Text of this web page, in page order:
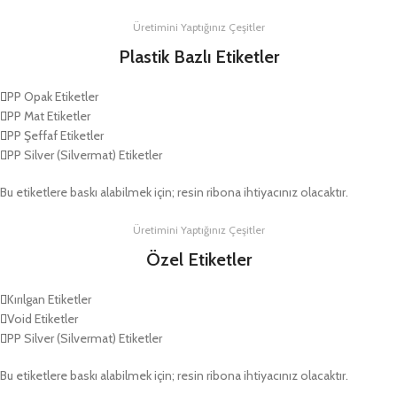
Üretimini Yaptığınız Çeşitler
Plastik Bazlı Etiketler
PP Opak Etiketler
PP Mat Etiketler
PP Şeffaf Etiketler
PP Silver (Silvermat) Etiketler
Bu etiketlere baskı alabilmek için; resin ribona ihtiyacınız olacaktır.
Üretimini Yaptığınız Çeşitler
Özel Etiketler
Kırılgan Etiketler
Void Etiketler
PP Silver (Silvermat) Etiketler
Bu etiketlere baskı alabilmek için; resin ribona ihtiyacınız olacaktır.